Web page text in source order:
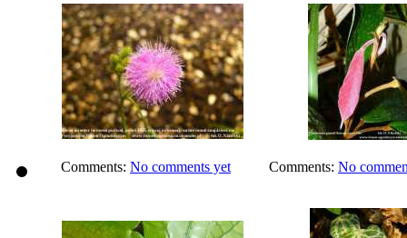
Comments: No comments yet Comments: No